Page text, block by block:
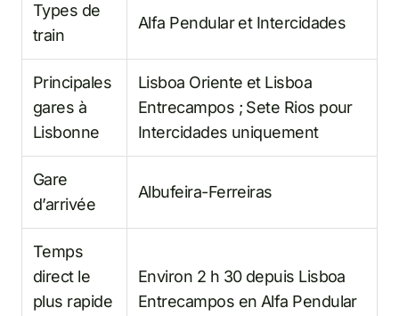
Types de
train
Alfa Pendular et Intercidades
Principales
gares à
Lisbonne
Lisboa Oriente et Lisboa
Entrecampos ; Sete Rios pour
Intercidades uniquement
Gare
d’arrivée
Albufeira-Ferreiras
Temps
direct le
plus rapide
Environ 2 h 30 depuis Lisboa
Entrecampos en Alfa Pendular